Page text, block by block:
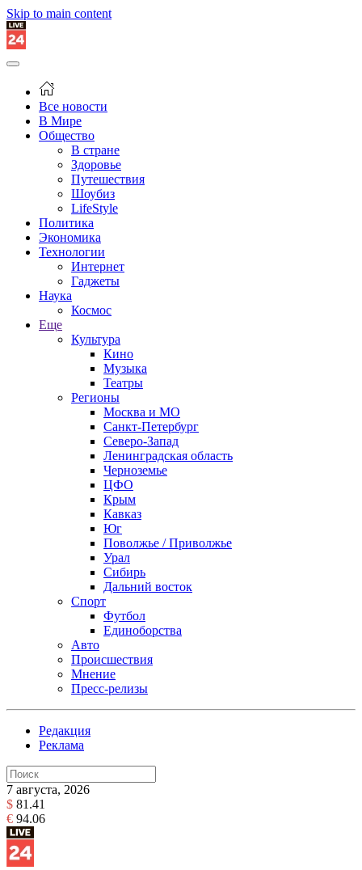
Skip to main content
Все новости
В Мире
Общество
В стране
Здоровье
Путешествия
Шоубиз
LifeStyle
Политика
Экономика
Технологии
Интернет
Гаджеты
Наука
Космос
Еще
Культура
Кино
Музыка
Театры
Регионы
Москва и МО
Санкт-Петербург
Северо-Запад
Ленинградская область
Черноземье
ЦФО
Крым
Кавказ
Юг
Поволжье / Приволжье
Урал
Сибирь
Дальний восток
Спорт
Футбол
Единоборства
Авто
Происшествия
Мнение
Пресс-релизы
Редакция
Реклама
7 августа, 2026
$ 81.41
€ 94.06